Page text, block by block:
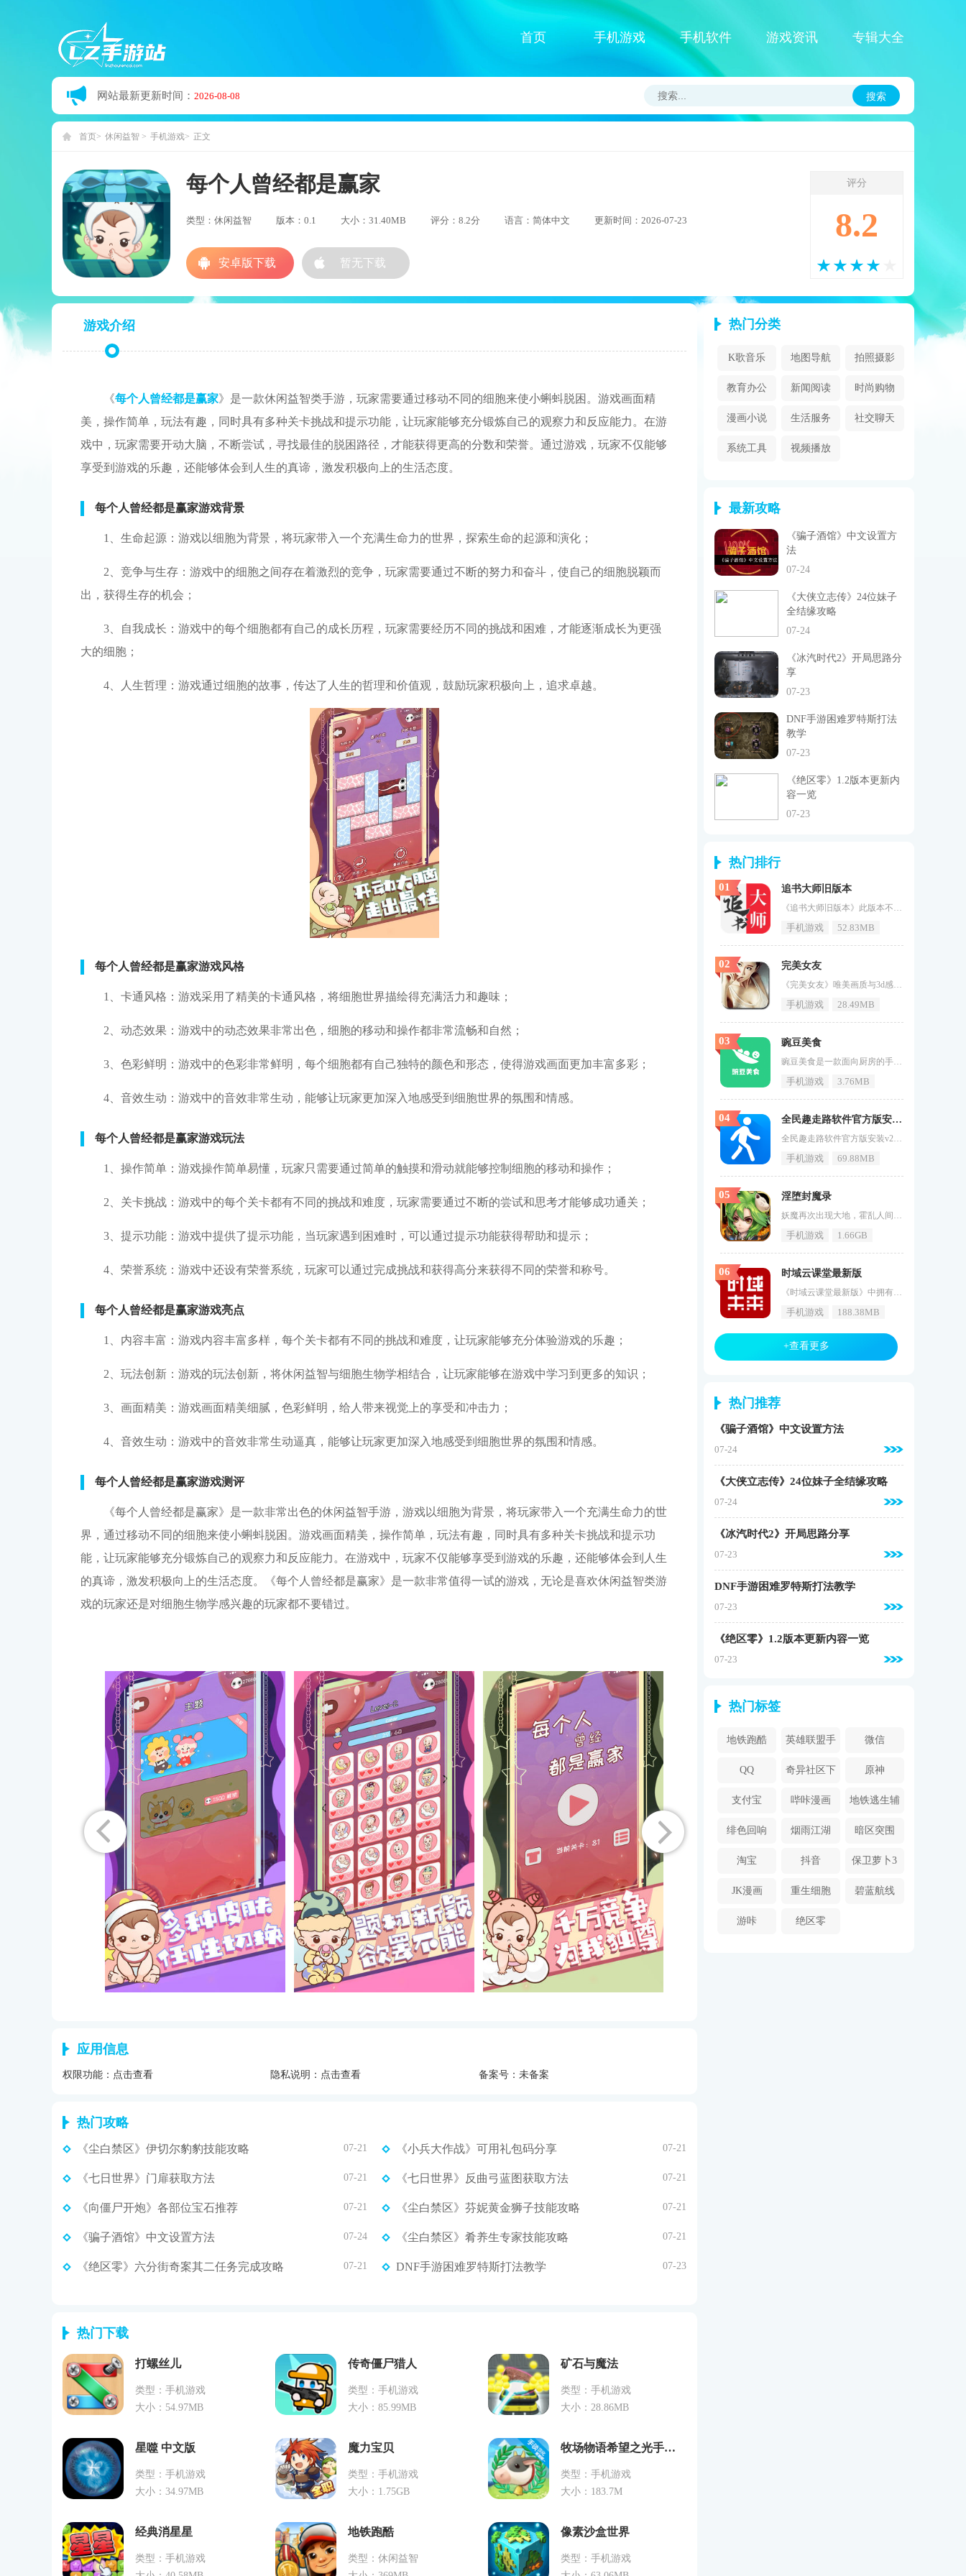
首页 手机游戏 手机软件 游戏资讯 专辑大全
网站最新更新时间： 2026-08-08 搜索
首页 休闲益智 手机游戏 正文
每个人曾经都是赢家
类型：休闲益智 版本：0.1 大小：31.40MB 评分：8.2分 语言：简体中文 更新时间：2026-07-23
评分
8.2
游戏介绍
《每个人曾经都是赢家》是一款休闲益智类手游，玩家需要通过移动不同的细胞来使小蝌蚪脱困。游戏画面精
美，操作简单，玩法有趣，同时具有多种关卡挑战和提示功能，让玩家能够充分锻炼自己的观察力和反应能力。在游
戏中，玩家需要开动大脑，不断尝试，寻找最佳的脱困路径，才能获得更高的分数和荣誉。通过游戏，玩家不仅能够
享受到游戏的乐趣，还能够体会到人生的真谛，激发积极向上的生活态度。
每个人曾经都是赢家游戏背景
1、生命起源：游戏以细胞为背景，将玩家带入一个充满生命力的世界，探索生命的起源和演化；
2、竞争与生存：游戏中的细胞之间存在着激烈的竞争，玩家需要通过不断的努力和奋斗，使自己的细胞脱颖而
出，获得生存的机会；
3、自我成长：游戏中的每个细胞都有自己的成长历程，玩家需要经历不同的挑战和困难，才能逐渐成长为更强
大的细胞；
4、人生哲理：游戏通过细胞的故事，传达了人生的哲理和价值观，鼓励玩家积极向上，追求卓越。
每个人曾经都是赢家游戏风格
1、卡通风格：游戏采用了精美的卡通风格，将细胞世界描绘得充满活力和趣味；
2、动态效果：游戏中的动态效果非常出色，细胞的移动和操作都非常流畅和自然；
3、色彩鲜明：游戏中的色彩非常鲜明，每个细胞都有自己独特的颜色和形态，使得游戏画面更加丰富多彩；
4、音效生动：游戏中的音效非常生动，能够让玩家更加深入地感受到细胞世界的氛围和情感。
每个人曾经都是赢家游戏玩法
1、操作简单：游戏操作简单易懂，玩家只需要通过简单的触摸和滑动就能够控制细胞的移动和操作；
2、关卡挑战：游戏中的每个关卡都有不同的挑战和难度，玩家需要通过不断的尝试和思考才能够成功通关；
3、提示功能：游戏中提供了提示功能，当玩家遇到困难时，可以通过提示功能获得帮助和提示；
4、荣誉系统：游戏中还设有荣誉系统，玩家可以通过完成挑战和获得高分来获得不同的荣誉和称号。
每个人曾经都是赢家游戏亮点
1、内容丰富：游戏内容丰富多样，每个关卡都有不同的挑战和难度，让玩家能够充分体验游戏的乐趣；
2、玩法创新：游戏的玩法创新，将休闲益智与细胞生物学相结合，让玩家能够在游戏中学习到更多的知识；
3、画面精美：游戏画面精美细腻，色彩鲜明，给人带来视觉上的享受和冲击力；
4、音效生动：游戏中的音效非常生动逼真，能够让玩家更加深入地感受到细胞世界的氛围和情感。
每个人曾经都是赢家游戏测评
《每个人曾经都是赢家》是一款非常出色的休闲益智手游，游戏以细胞为背景，将玩家带入一个充满生命力的世
界，通过移动不同的细胞来使小蝌蚪脱困。游戏画面精美，操作简单，玩法有趣，同时具有多种关卡挑战和提示功
能，让玩家能够充分锻炼自己的观察力和反应能力。在游戏中，玩家不仅能够享受到游戏的乐趣，还能够体会到人生
的真谛，激发积极向上的生活态度。《每个人曾经都是赢家》是一款非常值得一试的游戏，无论是喜欢休闲益智类游
戏的玩家还是对细胞生物学感兴趣的玩家都不要错过。
应用信息
权限功能： 点击查看 隐私说明： 点击查看 备案号：未备案
热门攻略
《尘白禁区》伊切尔豹豹技能攻略 07-21 《小兵大作战》可用礼包码分享 07-21
《七日世界》门扉获取方法 07-21 《七日世界》反曲弓蓝图获取方法 07-21
《向僵尸开炮》各部位宝石推荐 07-21 《尘白禁区》芬妮黄金狮子技能攻略 07-21
《骗子酒馆》中文设置方法 07-24 《尘白禁区》肴养生专家技能攻略 07-21
《绝区零》六分街奇案其二任务完成攻略 07-21 DNF手游困难罗特斯打法教学 07-23
热门下载
打螺丝儿
类型：手机游戏
大小：54.97MB
传奇僵尸猎人
类型：手机游戏
大小：85.99MB
矿石与魔法
类型：手机游戏
大小：28.86MB
星噬 中文版
类型：手机游戏
大小：34.97MB
魔力宝贝
类型：手机游戏
大小：1.75GB
牧场物语希望之光手游下载
类型：手机游戏
大小：183.7M
经典消星星
类型：手机游戏
地铁跑酷
类型：休闲益智
像素沙盒世界
类型：手机游戏
热门分类
K歌音乐 地图导航 拍照摄影
教育办公 新闻阅读 时尚购物
漫画小说 生活服务 社交聊天
系统工具 视频播放
最新攻略
《骗子酒馆》中文设置方
法
07-24
《大侠立志传》24位妹子
全结缘攻略
07-24
《冰汽时代2》开局思路分
享
07-23
DNF手游困难罗特斯打法
教学
07-23
《绝区零》1.2版本更新内
容一览
07-23
热门排行
追书大师旧版本
《追书大师旧版本》此版本不是最新更新的版本，保留了老版本的功能和UI界面，让喜欢老版本的小伙伴可以下载此版本。作为一款值得推荐使用的小说阅读软件。追书大师是一款便捷的手机阅读软件。它涵盖了网络文学热门的小说分类，如言情、科幻、玄幻、校园等等。无需下载，用户可以直接在线阅读，快捷方便。精选劲爆、热门、冷门、黑马小说，让您追书乐趣无穷，推荐的都是最精彩的作品，让您大饱眼福。软件特点1、各种题材小说：我们让您享受在线阅读各类小说的舒适体验，我们提供丰富的小说类型，充分满足您的阅
手机游戏 52.83MB
01
完美女友
《完美女友》唯美画质与3d感十足，体验极近真实的美女恋爱养成游戏，可爱又不乏性感的真人美女芳芳，会在你强大的对话、送礼、约会攻势中逐渐变成你的女友、知己、恋人直至妻子。完美女友游戏特色1、清晰精致的游戏画面2、超多角色女友等你来选择3、丰富多彩的游戏内容4、游戏中美女还是很多的，这里你可以选择自己喜欢的完美女友游戏亮点1、完全真人取材，美女形象婀娜多姿2、细致的恋爱流程，具有强烈的代入感3、游戏很小，但是画面清晰度还是非常高的，点击屏幕即可开始游戏了4、游
手机游戏 28.49MB
02
豌豆美食
豌豆美食是一款面向厨房的手机应用软件，提供各种菜谱、美食制作视频、厨房小技巧等内容。无论您是厨艺新手还是资深美食家，都能从中得到启发和帮助。豌豆美食的用户界面简洁明了，操作流畅。软件中的菜谱内容翔实，制作视频也十分清晰，让人一目了然。软件的社区功能也很有趣，用户可以在这里看到其他人的菜谱分享、厨房小技巧等内容，还可以通过点赞、评论等方式与其他用户互动。感兴趣的小伙伴赶快下载最新的软件版本吧。软件特点1.您可以设置您的饮食偏好，例如素食、低卡路里、无麸质等，豌豆美食会
手机游戏 3.76MB
03
全民趣走路软件官方版安装v2.0.1
全民趣走路软件官方版安装v2.0.1是一款非常好用的运动健身手机计步软件，为了一起养成健康的习惯，可以速战速决，获得奖励，打卡就能努力完成。可以统计自己的运动步数，每天帮自己打卡，计算消耗的热量，掌握自己的运动周期，轻松开始运动，感兴趣的小伙伴赶快下载最新的软件版本吧。软件特点1、步数挑战每天步，走路赚钱就有奖励。2、达到步数目标，可以兑换金币，轻松赚钱，健康快乐不费力。3、兑换金币很容易，快速获得收益就这么简单。4、兑换商城精选好物，可免费兑换。软件风格1、计
手机游戏 69.88MB
04
淫堕封魔录
妖魔再次出现大地，霍乱人间。人类不甘心被奴役，奋起反击。一场降魔大战就这样开始了。在《淫堕封魔录》这款游戏中，你不仅可以体验到刺激的战斗，养成的乐趣，还有种种成人福利等你前来发现，有兴趣的朋友一定不用错过了。淫堕封魔录简介天地之间隐藏了太多可怕的妖魔，他们到处祸害生灵，作为一名强大的抓妖师，你需要带着自己的团队去击杀这些妖魔，游戏中超多SSR顶级卡牌任你选择，将最强力的英雄组合起来帮助自己去冒险！淫堕封魔录亮点淫堕封魔录给你的牌一个更高的等级，这样你就可以佩戴更强大的
手机游戏 1.66GB
05
时域云课堂最新版
《时域云课堂最新版》中拥有着各种各样的不同类型的学习课程和学习内容全部都是为了帮助企业的员工提升更高的工作效率，学习到更多的专业知识，掌握更多的技能，还可以将学习的课程收藏你的文件夹中，随时随地的进行学习，大大的提高学习的进度。时域云课堂最新版特色围绕适用法规，我们与多家文化、教育、培训学校和制造业的权威专家和教师建立了合作关系，丰富多彩的学习内容，包括课程内容、免费电子书、文章内容、小视频、音频等。我们提倡系统的学习和培训，并致力于帮助客户获得全面而不零散的专业知识
手机游戏 188.38MB
06
+查看更多
热门推荐
《骗子酒馆》中文设置方法
07-24
《大侠立志传》24位妹子全结缘攻略
07-24
《冰汽时代2》开局思路分享
07-23
DNF手游困难罗特斯打法教学
07-23
《绝区零》1.2版本更新内容一览
07-23
热门标签
地铁跑酷 英雄联盟手
游
微信
QQ 奇异社区下
载安装
原神
支付宝 哔咔漫画
2024
地铁逃生辅
助器
绯色回响 烟雨江湖 暗区突围
淘宝 抖音 保卫萝卜3
JK漫画 重生细胞 碧蓝航线
游咔 绝区零